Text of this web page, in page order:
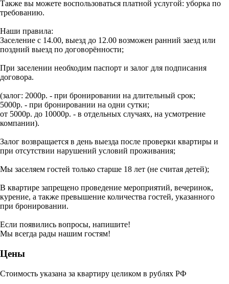
Также вы можете воспользоваться платной услугой: уборка по
требованию.
Наши правила:
Заселение с 14.00, выезд до 12.00 возможен ранний заезд или
поздний выезд по договорённости;
При заселении необходим паспорт и залог для подписания
договора.
(залог: 2000р. - при бронировании на длительный срок;
5000р. - при бронировании на одни сутки;
от 5000р. до 10000р. - в отдельных случаях, на усмотрение
компании).
Залог возвращается в день выезда после проверки квартиры и
при отсутствии нарушений условий проживания;
Мы заселяем гостей только старше 18 лет (не считая детей);
В квартире запрещено проведение мероприятий, вечеринок,
курение, а также превышение количества гостей, указанного
при бронировании.
Если появились вопросы, напишите!
Мы всегда рады нашим гостям!
Цены
Стоимость указана за квартиру целиком в рублях РФ